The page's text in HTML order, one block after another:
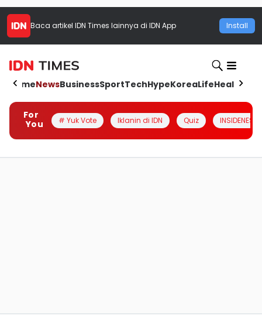
Baca artikel IDN Times lainnya di IDN App Install
HomeNewsBusinessSportTechHypeKoreaLifeHealth
For
You
# Yuk Vote Iklanin di IDN Quiz INSIDENESIA